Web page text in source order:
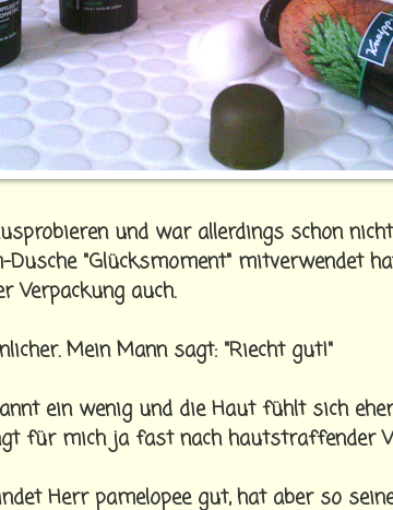
und war allerdings schon
Dusche "Glücksmoment" mitverwendet
Verpackung auch.
Mein Mann sagt: "Riecht gut!"
ein wenig und die Haut fühlt sich
für mich ja fast nach hautstraffender
Herr pamelopee gut, hat aber so